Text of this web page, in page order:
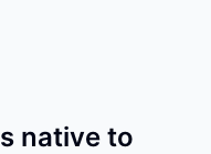
native to